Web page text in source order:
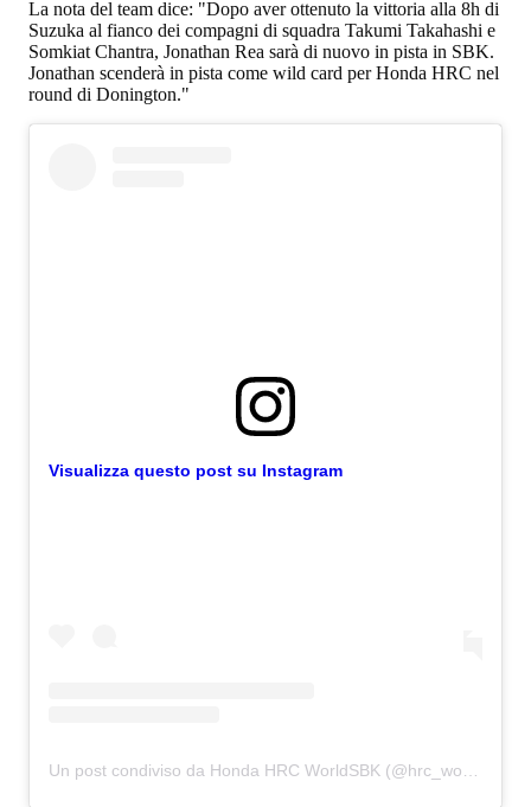
La nota del team dice: "Dopo aver ottenuto la vittoria alla 8h di
Suzuka al fianco dei compagni di squadra Takumi Takahashi e
Somkiat Chantra, Jonathan Rea sarà di nuovo in pista in SBK.
Jonathan scenderà in pista come wild card per Honda HRC nel
round di Donington."
Visualizza questo post su Instagram